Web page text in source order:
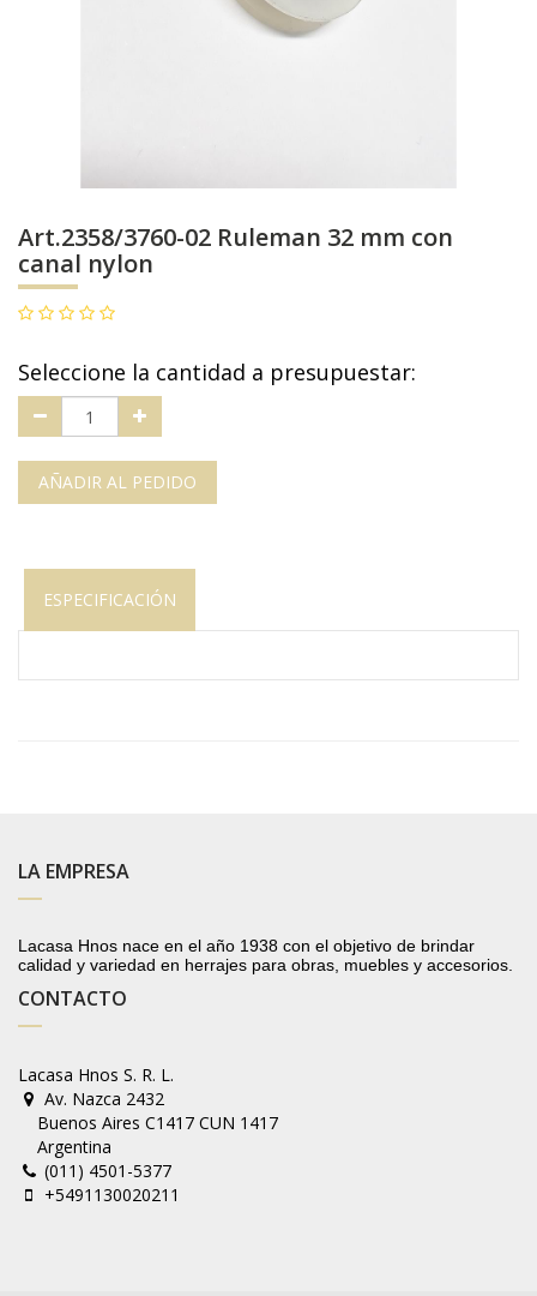
Art.2358/3760-02 Ruleman 32 mm con
canal nylon
Seleccione la cantidad a presupuestar:
AÑADIR AL PEDIDO
ESPECIFICACIÓN
LA EMPRESA
Lacasa Hnos nace en el año 1938 con el objetivo de brindar
calidad y variedad en herrajes para obras, muebles y accesorios.
CONTACTO
Lacasa Hnos S. R. L.
Av. Nazca 2432
Buenos Aires C1417 CUN 1417
Argentina
(011) 4501-5377
+5491130020211